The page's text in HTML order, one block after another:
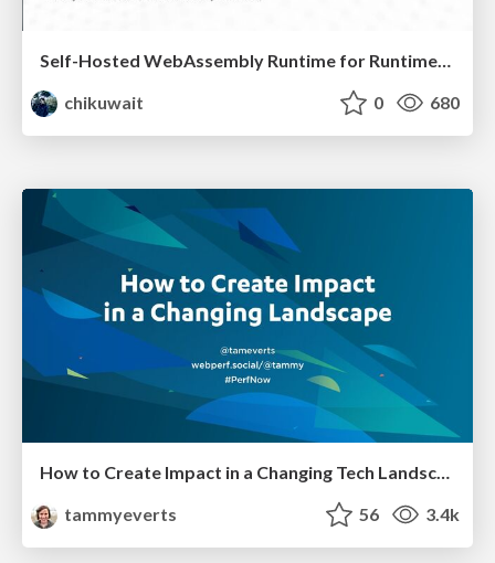
Self-Hosted WebAssembly Runtime for Runtime-Neutral Checkpoint/Restore in Edge–Cloud Continuum
chikuwait
0 680
How to Create Impact in a Changing Tech Landscape [PerfNow 2023]
tammyeverts
56 3.4k